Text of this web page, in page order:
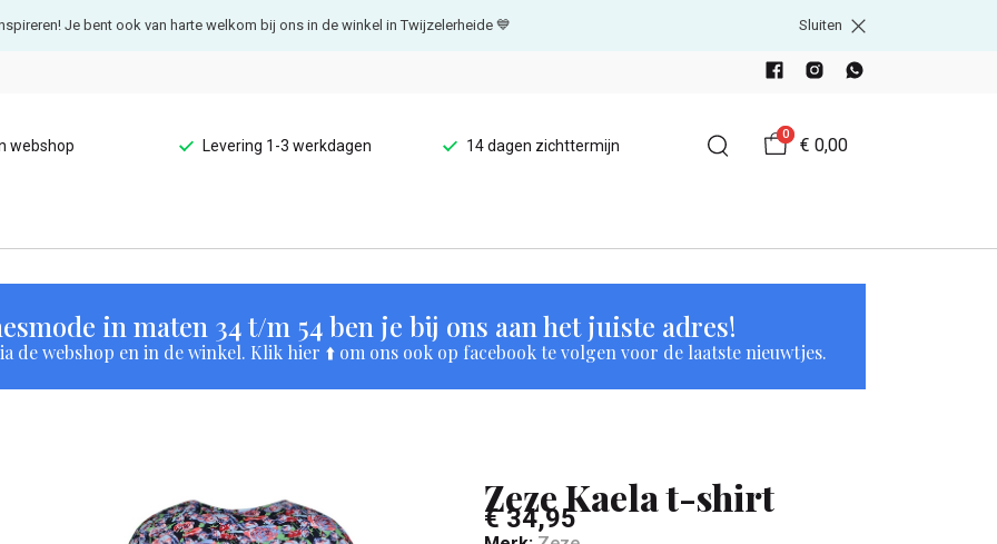
Je bent ook van harte welkom bij ons in de winkel in Twijzelerheide 💙 Sluiten
webshop Levering 1-3 werkdagen 14 dagen zichttermijn
0
€ 0,00
in maten 34 t/m 54 ben je bij ons aan het juiste adres!
de webshop en in de winkel. Klik hier ⬆️ om ons ook op facebook te volgen voor de laatste nieuwtjes.
Zeze Kaela t-shirt
€ 34,95